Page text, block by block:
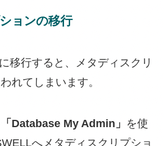
ョンの移行
移行すると、メタディスクリ
れてしまいます。
「Database My Admin」 を使
へメタディスクリプショ